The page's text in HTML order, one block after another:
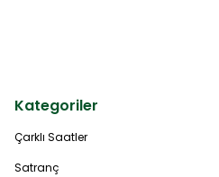
Kategoriler
Çarklı Saatler
Satranç